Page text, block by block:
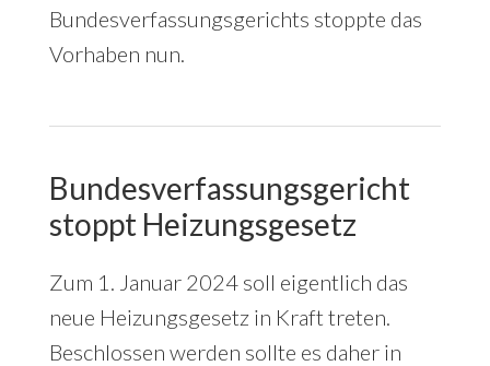
Bundesverfassungsgerichts stoppte das
Vorhaben nun.
Bundesverfassungsgericht
stoppt Heizungsgesetz
Zum 1. Januar 2024 soll eigentlich das
neue Heizungsgesetz in Kraft treten.
Beschlossen werden sollte es daher in